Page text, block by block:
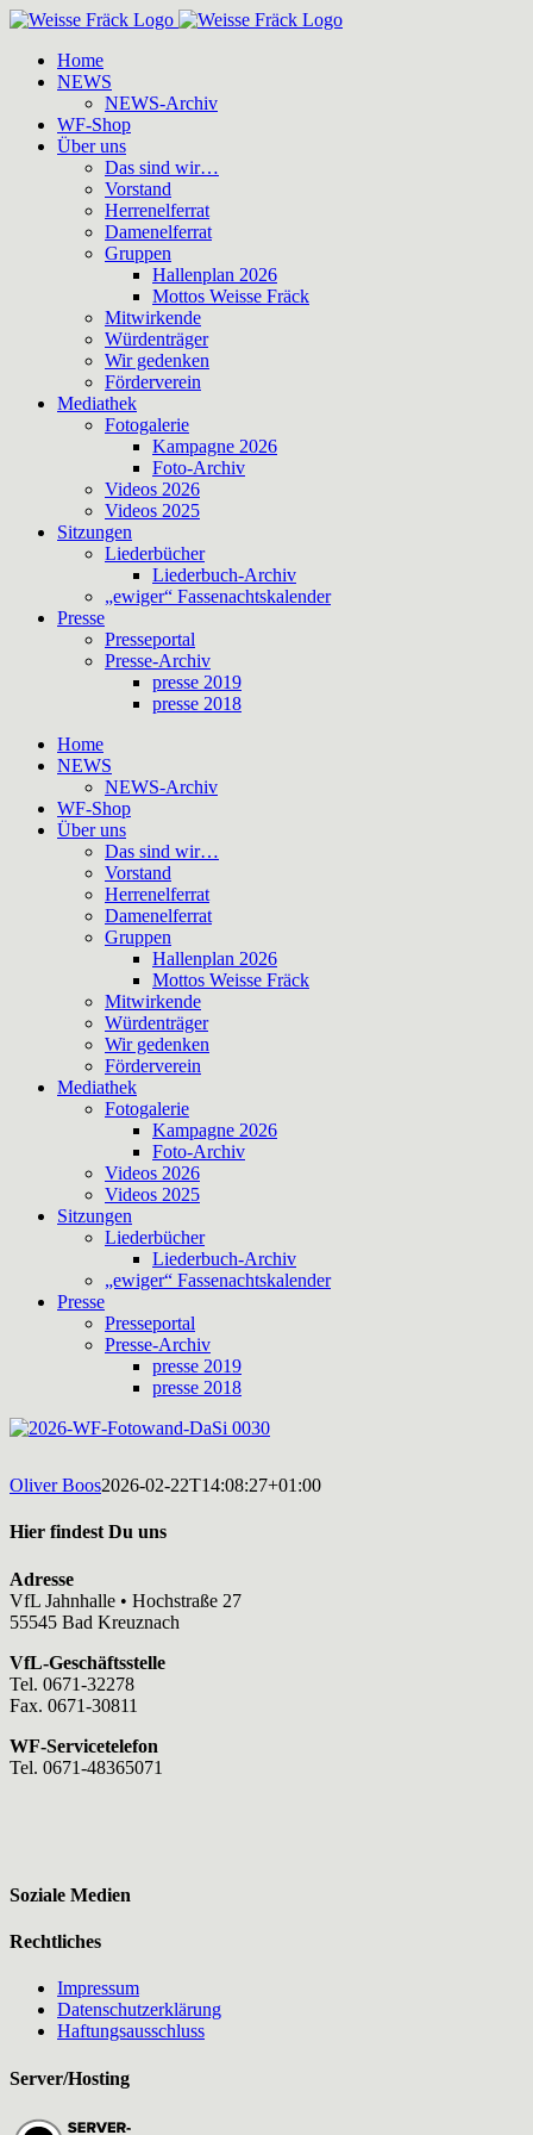
Zum
springenHome
NEWS
NEWS-Archiv
WF-Shop
Über uns
Das sind wir…
Vorstand
Herrenelferrat
Damenelferrat
Gruppen
Hallenplan 2026
Mottos Weisse Fräck
Mitwirkende
Würdenträger
Wir gedenken
Förderverein
Mediathek
Fotogalerie
Kampagne 2026
Foto-Archiv
Videos 2026
Videos 2025
Sitzungen
Liederbücher
Liederbuch-Archiv
„ewiger“ Fassenachtskalender
Presse
Presseportal
Presse-Archiv
presse 2019
presse 2018
Home
NEWS
NEWS-Archiv
WF-Shop
Über uns
Das sind wir…
Vorstand
Herrenelferrat
Damenelferrat
Gruppen
Hallenplan 2026
Mottos Weisse Fräck
Mitwirkende
Würdenträger
Wir gedenken
Förderverein
Mediathek
Fotogalerie
Kampagne 2026
Foto-Archiv
Videos 2026
Videos 2025
Sitzungen
Liederbücher
Liederbuch-Archiv
„ewiger“ Fassenachtskalender
Presse
Presseportal
Presse-Archiv
presse 2019
presse 2018
Oliver Boos2026-02-22T14:08:27+01:00
Hier findest Du uns
Adresse
VfL Jahnhalle • Hochstraße 27
55545 Bad Kreuznach
VfL-Geschäftsstelle
Tel. 0671-32278
Fax. 0671-30811
WF-Servicetelefon
Tel. 0671-48365071
Soziale Medien
Rechtliches
Impressum
Datenschutzerklärung
Haftungsausschluss
Server/Hosting